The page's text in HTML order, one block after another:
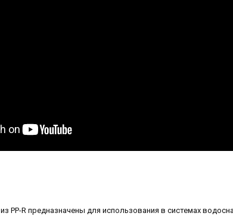
PP-R предназначены для использования в системах